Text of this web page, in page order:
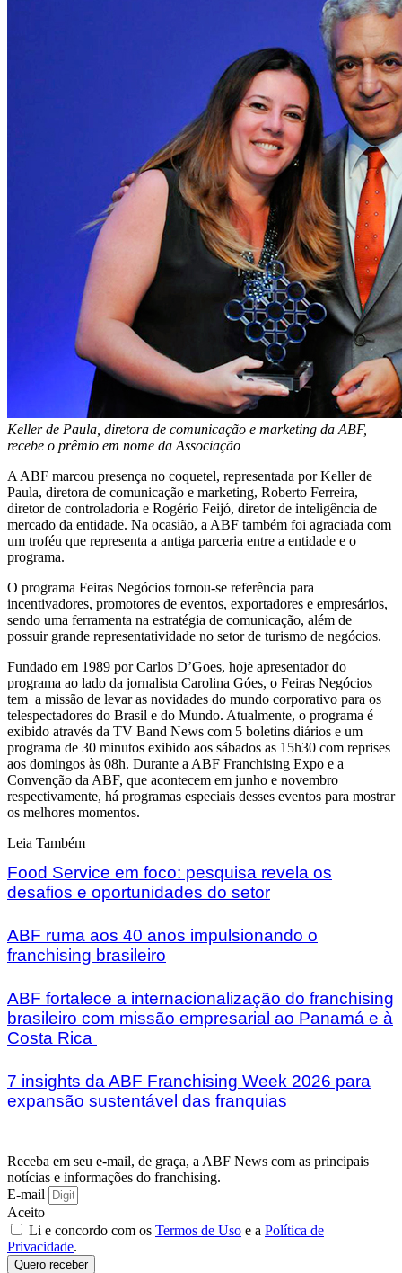
Keller de Paula, diretora de comunicação e marketing da ABF,
recebe o prêmio em nome da Associação
A ABF marcou presença no coquetel, representada por Keller de
Paula, diretora de comunicação e marketing, Roberto Ferreira,
diretor de controladoria e Rogério Feijó, diretor de inteligência de
mercado da entidade. Na ocasião, a ABF também foi agraciada com
um troféu que representa a antiga parceria entre a entidade e o
programa.
O programa Feiras Negócios tornou-se referência para
incentivadores, promotores de eventos, exportadores e empresários,
sendo uma ferramenta na estratégia de comunicação, além de
possuir grande representatividade no setor de turismo de negócios.
Fundado em 1989 por Carlos D’Goes, hoje apresentador do
programa ao lado da jornalista Carolina Góes, o Feiras Negócios
tem a missão de levar as novidades do mundo corporativo para os
telespectadores do Brasil e do Mundo. Atualmente, o programa é
exibido através da TV Band News com 5 boletins diários e um
programa de 30 minutos exibido aos sábados as 15h30 com reprises
aos domingos às 08h. Durante a ABF Franchising Expo e a
Convenção da ABF, que acontecem em junho e novembro
respectivamente, há programas especiais desses eventos para mostrar
os melhores momentos.
Leia Também
Food Service em foco: pesquisa revela os
desafios e oportunidades do setor
ABF ruma aos 40 anos impulsionando o
franchising brasileiro
ABF fortalece a internacionalização do franchising
brasileiro com missão empresarial ao Panamá e à
Costa Rica
7 insights da ABF Franchising Week 2026 para
expansão sustentável das franquias
Receba em seu e-mail, de graça, a ABF News com as principais
notícias e informações do franchising.
E-mail
Aceito
Li e concordo com os Termos de Uso e a Política de
Privacidade.
Quero receber